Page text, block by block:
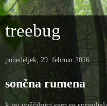
treebug
ponedeljek, 29. februar 2016
sončna rumena